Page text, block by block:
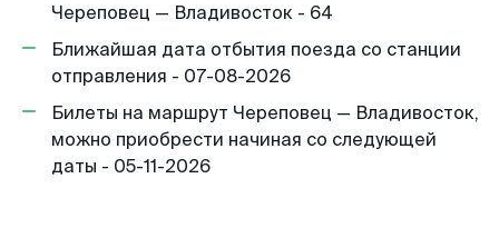
Череповец — Владивосток - 64
Ближайшая дата отбытия поезда со станции
отправления - 07-08-2026
Билеты на маршрут Череповец — Владивосток,
можно приобрести начиная со следующей
даты - 05-11-2026